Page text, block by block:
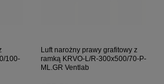
100-
Luft narożny prawy grafitowy z
ramką KRVO-L/R-300x500/70-P-
ML.GR Ventlab